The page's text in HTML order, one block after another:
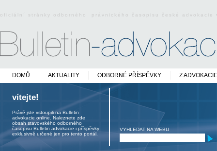
oficiální stránky odborného právnického časopisu české
DOMŮ AKTUALITY ODBORNÉ PŘÍSPĚVKY Z ADVOKACIE
vítejte!
Právě jste vstoupili na Bulletin
advokacie online. Naleznete zde
obsah stavovského odborného
časopisu Bulletin advokacie i příspěvky
exklusivně určené jen pro tento portál.
VYHLEDAT NA WEBU